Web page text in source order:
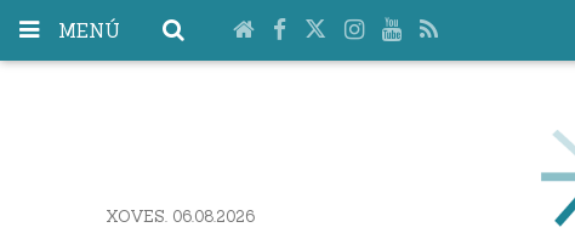
MENÚ
XOVES. 06.08.2026